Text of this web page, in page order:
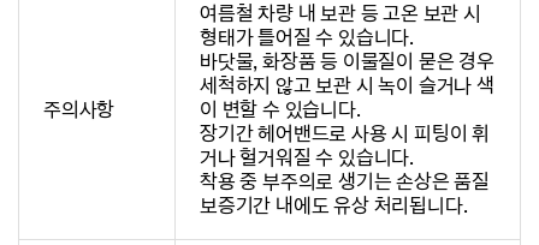
주의사항
여름철 차량 내 보관 등 고온 보관 시
형태가 틀어질 수 있습니다.
바닷물, 화장품 등 이물질이 묻은 경우
세척하지 않고 보관 시 녹이 슬거나 색
이 변할 수 있습니다.
장기간 헤어밴드로 사용 시 피팅이 휘
거나 헐거워질 수 있습니다.
착용 중 부주의로 생기는 손상은 품질
보증기간 내에도 유상 처리됩니다.